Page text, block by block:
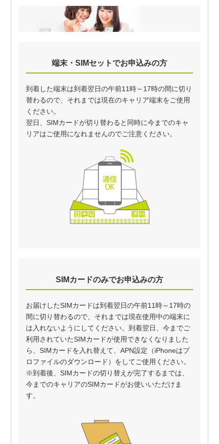
端末・SIMセットでお申込みの方
到着した端末は到着翌日の午前11時～17時の間に切り
替わるので、それまでは現在のキャリア端末をご使用
ください。
翌日、SIMカードが切り替わると同時に今までのキャ
リアはご使用になれませんのでご注意ください。
SIMカードのみでお申込みの方
お届けしたSIMカードは到着翌日の午前11時～17時の
間に切り替わるので、それまでは現在使用中の端末に
は入れないようにしてください。到着翌日、今までご
利用されていたSIMカードが使用できなくなりました
ら、SIMカードを入れ替えて、APN設定（iPhoneはプ
ロファイルのダウンロード）をしてご使用ください。
※到着後、SIMカードの切り替えが完了するまでは、
今までのキャリアのSIMカードがお使いいただけま
す。